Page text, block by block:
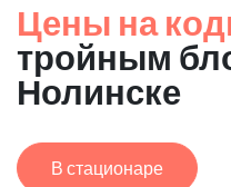
Цены на
тройным
Нолинске
В стационаре